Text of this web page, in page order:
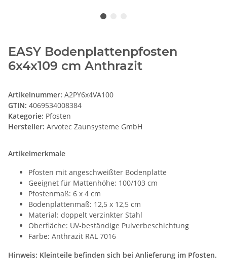
EASY Bodenplattenpfosten
6x4x109 cm Anthrazit
Artikelnummer: A2PY6x4VA100
GTIN: 4069534008384
Kategorie: Pfosten
Hersteller: Arvotec Zaunsysteme GmbH
Artikelmerkmale
Pfosten mit angeschweißter Bodenplatte
Geeignet für Mattenhöhe: 100/103 cm
Pfostenmaß: 6 x 4 cm
Bodenplattenmaß: 12,5 x 12,5 cm
Material: doppelt verzinkter Stahl
Oberfläche: UV-beständige Pulverbeschichtung
Farbe: Anthrazit RAL 7016
Hinweis: Kleinteile befinden sich bei Anlieferung im Pfosten.